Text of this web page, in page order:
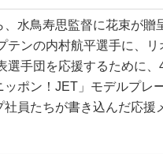
水鳥寿思監督に花束が贈
テンの内村航平選手に、
選手団を応援するために
ッポン！JET」モデルプレ
社員たちが書き込んだ応